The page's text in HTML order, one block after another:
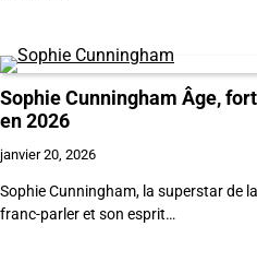
Sophie Cunningham Âge,
en 2026
janvier 20, 2026
Sophie Cunningham, la superstar de
franc-parler et son esprit…